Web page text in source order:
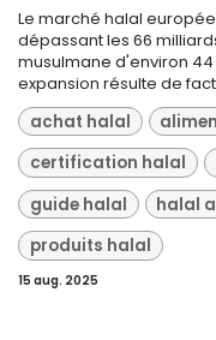
Le marché halal
dépassant les 66
musulmane d'environ
expansion résulte de
achat halal
certification halal
guide halal
halal
produits halal
15 aug. 2025